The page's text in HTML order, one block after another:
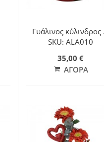
Γυάλινος κύλινδρος
SKU: ALA010
35,00 €
ΑΓΟΡΆ